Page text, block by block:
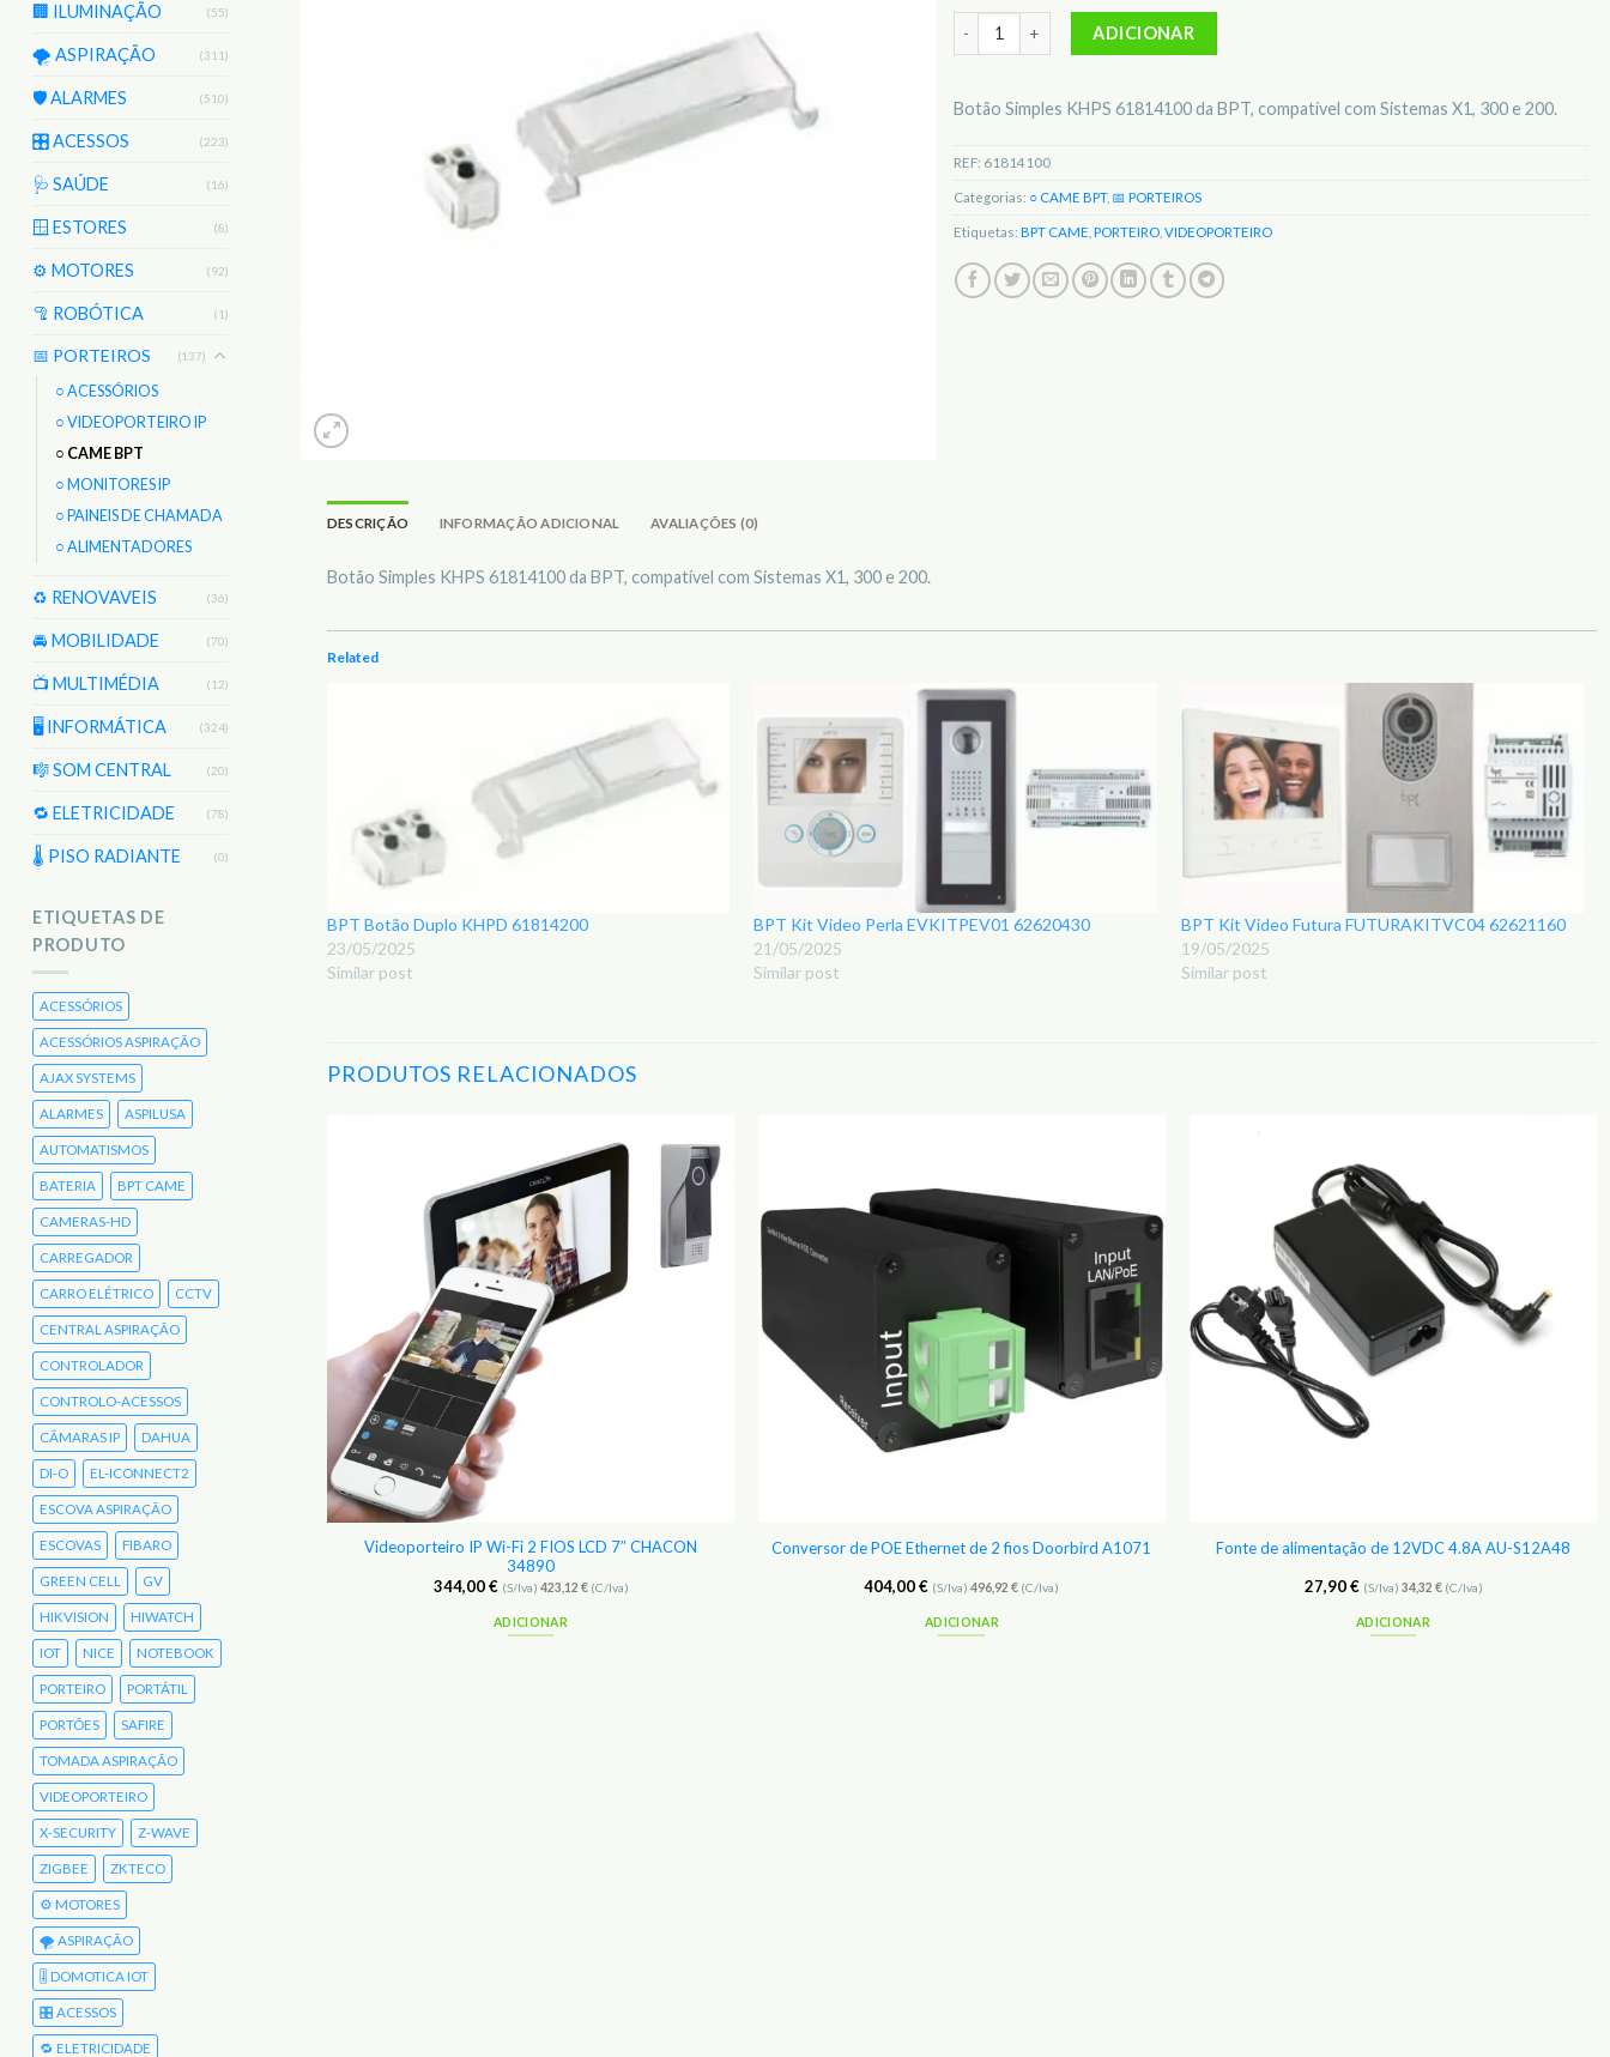
🏢 ILUMINAÇÃO (55)
🌪️ ASPIRAÇÃO (311)
🛡️ ALARMES (510)
🎛️ ACESSOS (223)
🩺 SAÚDE (16)
🪟 ESTORES (8)
⚙️ MOTORES (92)
🦿 ROBÓTICA (1)
📅 PORTEIROS (137)
○ ACESSÓRIOS
○ VIDEOPORTEIRO IP
○ CAME BPT
○ MONITORES IP
○ PAINEIS DE CHAMADA
○ ALIMENTADORES
♻️ RENOVAVEIS (36)
🚘 MOBILIDADE (70)
📺 MULTIMÉDIA (12)
🖥️ INFORMÁTICA (324)
🎼 SOM CENTRAL (20)
🔁 ELETRICIDADE (78)
🌡 PISO RADIANTE (0)
ETIQUETAS DE
PRODUTO
ACESSÓRIOS
ACESSÓRIOS ASPIRAÇÃO
AJAX SYSTEMS
ALARMES ASPILUSA
AUTOMATISMOS
BATERIA BPT CAME
CAMERAS-HD
CARREGADOR
CARRO ELÉTRICO CCTV
CENTRAL ASPIRAÇÃO
CONTROLADOR
CONTROLO-ACESSOS
CÂMARAS IP DAHUA
DI-O EL-ICONNECT2
ESCOVA ASPIRAÇÃO
ESCOVAS FIBARO
GREEN CELL GV
HIKVISION HIWATCH
IOT NICE NOTEBOOK
PORTEIRO PORTÁTIL
PORTÕES SAFIRE
TOMADA ASPIRAÇÃO
VIDEOPORTEIRO
X-SECURITY Z-WAVE
ZIGBEE ZKTECO
⚙️ MOTORES
🌪️ ASPIRAÇÃO
🎚️ DOMOTICA IOT
🎛️ ACESSOS
🔁 ELETRICIDADE
Quantidade de BPT Botão Simples KHPS 61814100
ADICIONAR
Botão Simples KHPS 61814100 da BPT, compatível com Sistemas X1, 300 e 200.
REF: 61814100
Categorias: ○ CAME BPT, 📅 PORTEIROS
Etiquetas: BPT CAME PORTEIRO VIDEOPORTEIRO
DESCRIÇÃO INFORMAÇÃO ADICIONAL AVALIAÇÕES (0)
Botão Simples KHPS 61814100 da BPT, compatível com Sistemas X1, 300 e 200.
Related
BPT Botão Duplo KHPD 61814200
23/05/2025
Similar post
BPT Kit Video Perla EVKITPEV01 62620430
21/05/2025
Similar post
BPT Kit Video Futura FUTURAKITVC04 62621160
19/05/2025
Similar post
PRODUTOS RELACIONADOS
Adicionar
aos
Favoritos
Videoporteiro IP Wi-Fi 2 FIOS LCD 7″ CHACON
34890
344,00€ (S/Iva) 423,12 €(C/Iva)
ADICIONAR
Favoritos
Conversor de POE Ethernet de 2 fios Doorbird A1071
404,00€ (S/Iva)496,92€ (C/Iva)
ADICIONAR
Fonte de alimentação de 12VDC 4.8A AU-S12A48
27,90€ (S/Iva) 34,32 €(C/Iva)
ADICIONAR
IP antivandalismo de montagem
Akuvox AK-R20B-4B
195,00€ (S/Iva)239,85€(C/Iva)
ADICIONAR